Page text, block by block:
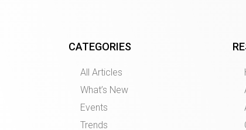
CATEGORIES
All Articles
What’s New
Events
Trends